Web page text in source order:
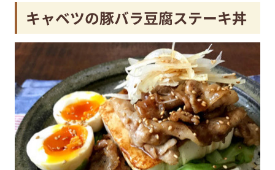
キャベツの豚バラ豆腐ステーキ丼